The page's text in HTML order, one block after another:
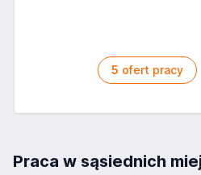
5 ofert pracy
Praca w sąsiednich